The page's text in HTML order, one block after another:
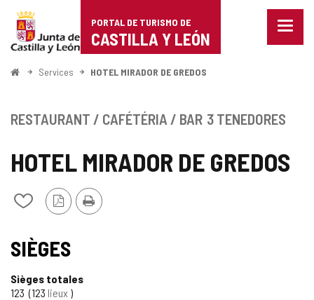
Portal
de
Turismo
Castilla
León
PORTAL DE TURISMO DE
CASTILLA Y LEÓN
Menu
<
Services HOTEL MIRADOR DE GREDOS
HOTEL MIRADOR DE GREDOS
Ajouter/retirer
de
cahiers
Version
PDF
Imprimer
RESTAURANT / CAFÉTÉRIA / BAR 3 TENEDORES
SIÈGES
Sièges totales
123
123 lieux